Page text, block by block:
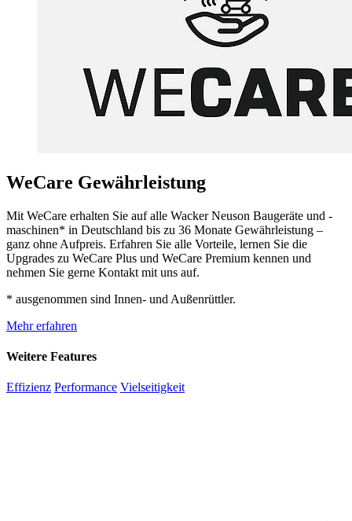
WeCare Gewährleistung
Mit WeCare erhalten Sie auf alle Wacker Neuson Baugeräte und -
maschinen* in Deutschland bis zu 36 Monate Gewährleistung –
ganz ohne Aufpreis. Erfahren Sie alle Vorteile, lernen Sie die
Upgrades zu WeCare Plus und WeCare Premium kennen und
nehmen Sie gerne Kontakt mit uns auf.
* ausgenommen sind Innen- und Außenrüttler.
Mehr erfahren
Weitere Features
Effizienz Performance Vielseitigkeit